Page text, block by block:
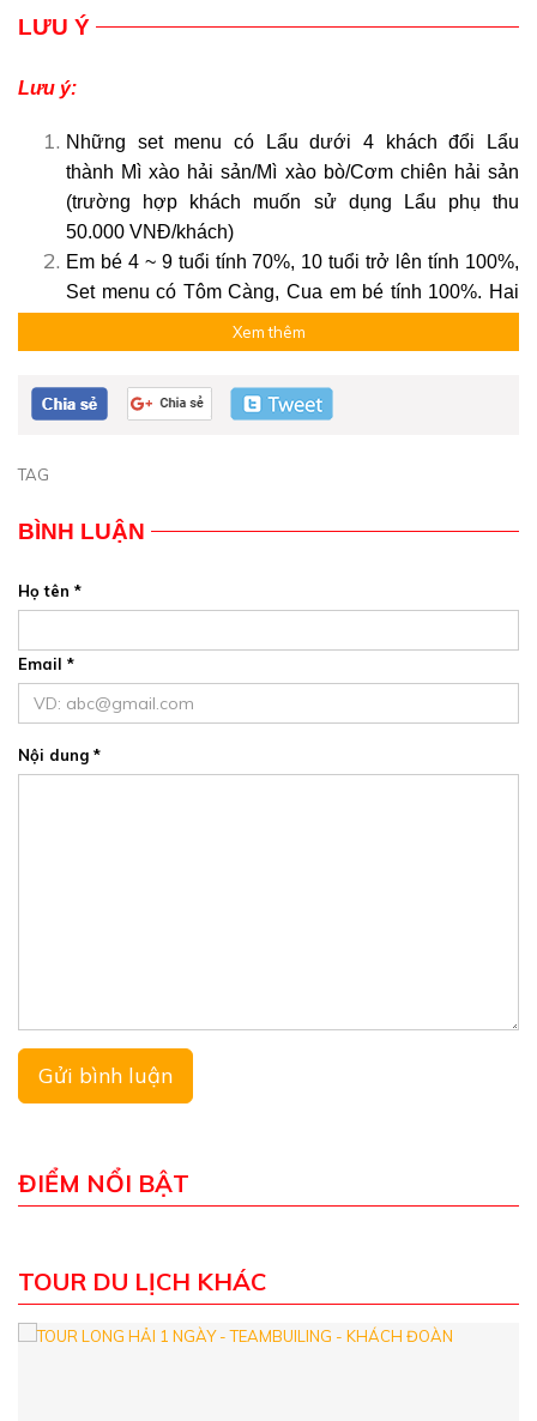
LƯU Ý
Lưu ý:
Những set menu có Lẩu dưới 4 khách đổi Lẩu
thành Mì xào hải sản/Mì xào bò/Cơm chiên hải sản
(trường hợp khách muốn sử dụng Lẩu phụ thu
50.000 VNĐ/khách)
Em bé 4 ~ 9 tuổi tính 70%, 10 tuổi trở lên tính 100%,
Set menu có Tôm Càng, Cua em bé tính 100%. Hai
người lớn chỉ được kèm 1 trẻ em từ 4-9 tuổi, trẻ em
thứ 2 tính vé người lớn.
có Cá Sapa, Cá Tai Tượng, Cá DH .... = file cá chiên
Vé ăn trên tàu là vé không hoàn không hủy. Quý
Xem thêm
TAG
BÌNH LUẬN
Họ tên *
Email *
Nội dung *
ĐIỂM NỔI BẬT
TOUR DU LỊCH KHÁC